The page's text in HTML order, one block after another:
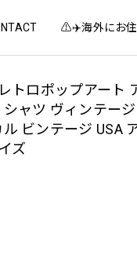
⚠️✈️海外にお
トロポップアート
ャツ ヴィンテージ
ビンテージ USA
ズ